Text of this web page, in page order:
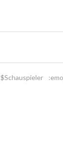
$Schauspieler